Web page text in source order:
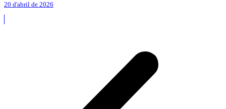
20 d'abril de 2026